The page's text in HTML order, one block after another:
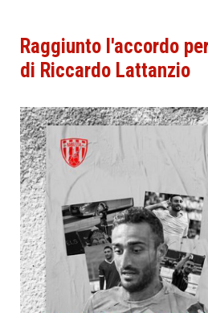
Raggiunto l'accordo
di Riccardo Lattanzio